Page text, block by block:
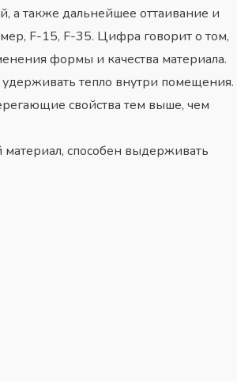
а также дальнейшее оттаивание и
F-15, F-35. Цифра говорит о том,
формы и качества материала.
тепло внутри помещения.
свойства тем выше, чем
материал, способен выдерживать